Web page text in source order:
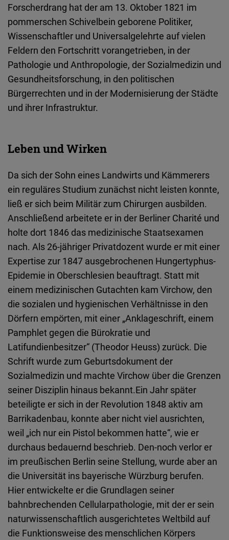
Forscherdrang hat der am 13. Oktober 1821 im
pommerschen Schivelbein geborene Politiker,
Wissenschaftler und Universalgelehrte auf vielen
Feldern den Fortschritt vorangetrieben, in der
Pathologie und Anthropologie, der Sozialmedizin und
Gesundheitsforschung, in den politischen
Bürgerrechten und in der Modernisierung der Städte
und ihrer Infrastruktur.
Leben und Wirken
Da sich der Sohn eines Landwirts und Kämmerers
ein reguläres Studium zunächst nicht leisten konnte,
ließ er sich beim Militär zum Chirurgen ausbilden.
Anschließend arbeitete er in der Berliner Charité und
holte dort 1846 das medizinische Staatsexamen
nach. Als 26-jähriger Privatdozent wurde er mit einer
Expertise zur 1847 ausgebrochenen Hungertyphus-
Epidemie in Oberschlesien beauftragt. Statt mit
einem medizinischen Gutachten kam Virchow, den
die sozialen und hygienischen Verhältnisse in den
Dörfern empörten, mit einer „Anklageschrift, einem
Pamphlet gegen die Bürokratie und
Latifundienbesitzer“ (Theodor Heuss) zurück. Die
Schrift wurde zum Geburtsdokument der
Sozialmedizin und machte Virchow über die Grenzen
seiner Disziplin hinaus bekannt.Ein Jahr später
beteiligte er sich in der Revolution 1848 aktiv am
Barrikadenbau, konnte aber nicht viel ausrichten,
weil „ich nur ein Pistol bekommen hatte“, wie er
durchaus bedauernd beschrieb. Den-noch verlor er
im preußischen Berlin seine Stellung, wurde aber an
die Universität ins bayerische Würzburg berufen.
Hier entwickelte er die Grundlagen seiner
bahnbrechenden Cellularpathologie, mit der er sein
naturwissenschaftlich ausgerichtetes Weltbild auf
die Funktionsweise des menschlichen Körpers
Flickr
Embed
Newsletter2go
Embed
Podigee
Embed
Embed
Typeform
Embed